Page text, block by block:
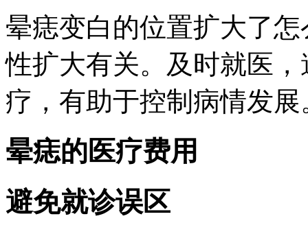
晕痣变白的位置扩大了
性扩大有关。及时就医
疗，有助于控制病情发展
晕痣的医疗费用
避免就诊误区